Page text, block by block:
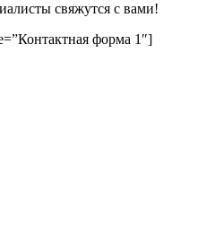
свяжутся с вами!
форма 1″]